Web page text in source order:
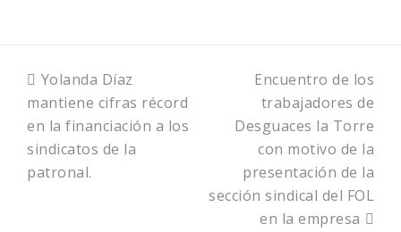
previous
post:
Yolanda Díaz
mantiene cifras récord
en la financiación a los
sindicatos de la
patronal.
next
post:
Encuentro de los
trabajadores de
Desguaces la Torre
con motivo de la
presentación de la
sección sindical del FOL
en la empresa